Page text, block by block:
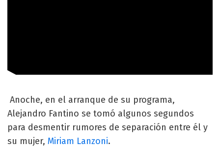
Anoche, en el arranque de su programa,
Alejandro Fantino se tomó algunos segundos
para desmentir rumores de separación entre él y
su mujer, Miriam Lanzoni.